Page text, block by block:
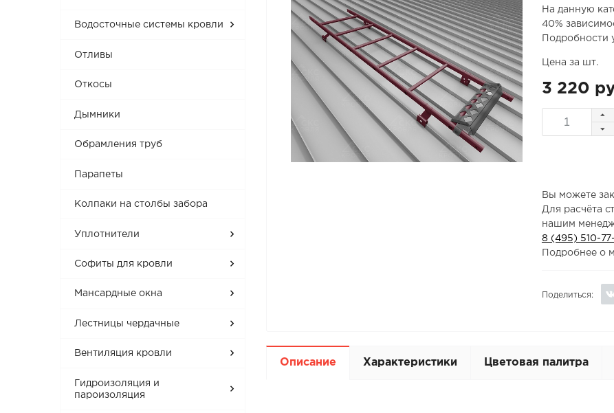
Водосточные системы кровли
Отливы
Откосы
Дымники
Обрамления труб
Парапеты
Колпаки на столбы забора
Уплотнители
Софиты для кровли
Мансардные окна
Лестницы чердачные
Вентиляция кровли
Гидроизоляция и
пароизоляция
На данную
40%
Подробности
Цена за шт.
3 220
Вы можете
Для расчёта
нашим
8 (495) 510-
Подробнее о
Поделиться:
Описание Характеристики Цветовая палитра